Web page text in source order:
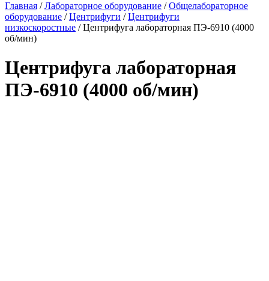
Главная /Лабораторное оборудование /Общелабораторное
оборудование /Центрифуги /Центрифуги
низкоскоростные / Центрифуга лабораторная ПЭ-6910 (4000
об/мин)
Центрифуга лабораторная
ПЭ-6910 (4000 об/мин)